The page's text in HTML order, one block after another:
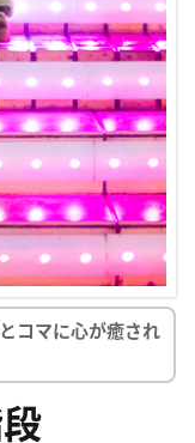
コマに心が癒され